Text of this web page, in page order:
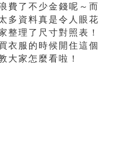
費了不少金錢呢～而
多資料真是令人眼花
整理了尺寸對照表！
衣服的時候開住這個
大家怎麼看啦！